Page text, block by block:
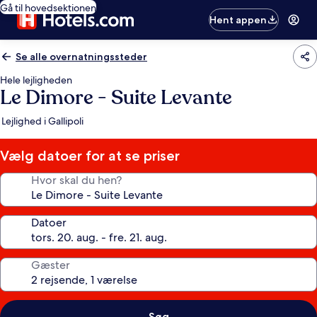
Gå til hovedsektionen
Hent appen
Se alle overnatningssteder
Hele lejligheden
Le Dimore - Suite Levante
Lejlighed i Gallipoli
Vælg datoer for at se priser
Hvor skal du hen?
Datoer
Gæster